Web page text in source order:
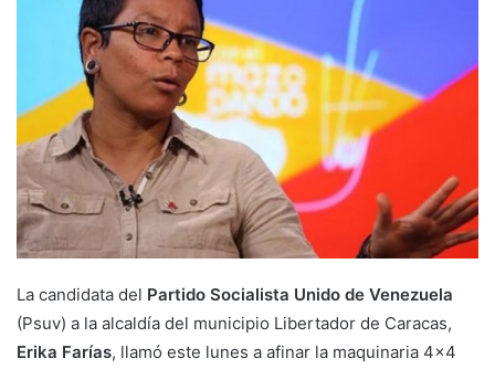
La candidata del Partido Socialista Unido de Venezuela
(Psuv) a la alcaldía del municipio Libertador de Caracas,
Erika Farías, llamó este lunes a afinar la maquinaria 4×4